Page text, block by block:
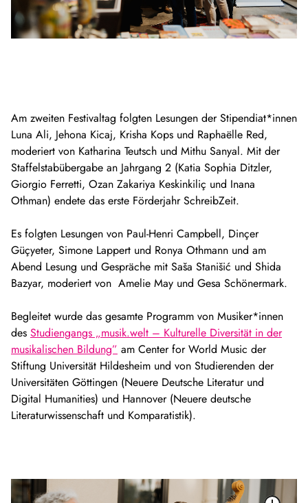
Am zweiten Festivaltag folgten Lesungen der Stipendiat*innen
Luna Ali, Jehona Kicaj, Krisha Kops und Raphaëlle Red,
moderiert von Katharina Teutsch und Mithu Sanyal. Mit der
Staffelstabübergabe an Jahrgang 2 (Katia Sophia Ditzler,
Giorgio Ferretti, Ozan Zakariya Keskinkiliç und Inana
Othman) endete das erste Förderjahr SchreibZeit.
Es folgten Lesungen von Paul-Henri Campbell, Dinçer
Güçyeter, Simone Lappert und Ronya Othmann und am
Abend Lesung und Gespräche mit Saša Stanišić und Shida
Bazyar, moderiert von Amelie May und Gesa Schönermark.
Begleitet wurde das gesamte Programm von Musiker*innen
des Studiengangs „musik.welt – Kulturelle Diversität in der
musikalischen Bildung” am Center for World Music der
Stiftung Universität Hildesheim und von Studierenden der
Universitäten Göttingen (Neuere Deutsche Literatur und
Digital Humanities) und Hannover (Neuere deutsche
Literaturwissenschaft und Komparatistik).